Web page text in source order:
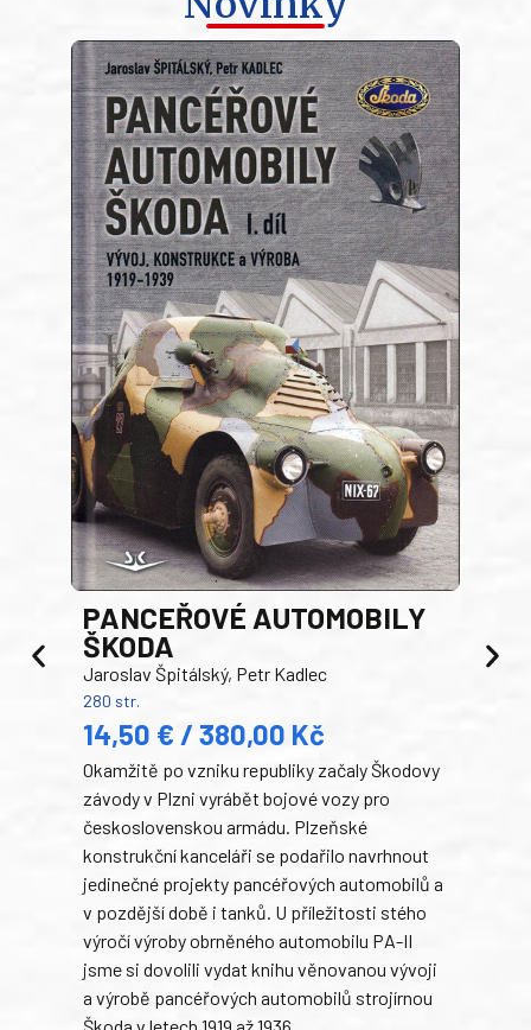
PANCEŘOVÉ AUTOMOBILY
ŠKODA
Jaroslav Špitálský, Petr Kadlec
280 str.
14,50 € / 380,00 Kč
Okamžitě po vzniku republiky začaly Škodovy
závody v Plzni vyrábět bojové vozy pro
československou armádu. Plzeňské
konstrukční kanceláři se podařilo navrhnout
jedinečné projekty pancéřových automobilů a
v pozdější době i tanků. U příležitosti stého
výročí výroby obrněného automobilu PA-II
jsme si dovolili vydat knihu věnovanou vývoji
a výrobě pancéřových automobilů strojírnou